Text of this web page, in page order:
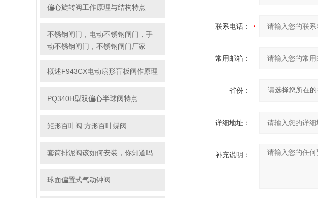
偏心旋转阀工作原理与结构特点
不锈钢闸门，电动不锈钢闸门，手
动不锈钢闸门，不锈钢闸门厂家
概述F943CX电动扇形盲板阀作原理
PQ340H型双偏心半球阀特点
矩形百叶阀 方形百叶蝶阀
套筒排泥阀该如何安装，你知道吗
球面偏置式气动钟阀
联系电话：
常用邮箱：
省份：
详细地址：
补充说明：